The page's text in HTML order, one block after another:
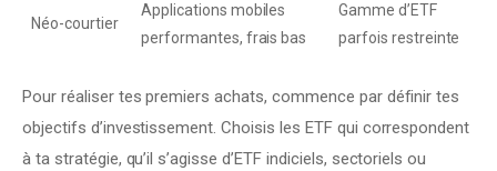
Néo-courtier
Applications mobiles
performantes, frais bas
Gamme d’ETF
parfois restreinte
Pour réaliser tes premiers achats, commence par définir tes
objectifs d’investissement. Choisis les ETF qui correspondent
à ta stratégie, qu’il s’agisse d’ETF indiciels, sectoriels ou